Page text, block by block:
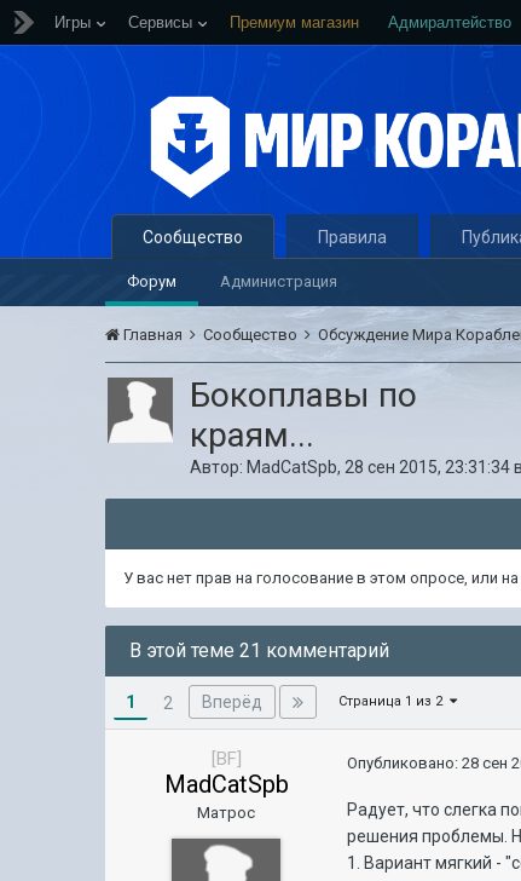
Игры Сервисы Премиум магазин Адмиралтейство
Сообщество
Форум Администрация
Правила
Главная Сообщество Обсуждение Мира
Бокоплавы по
краям...
Автор: MadCatSpb, 28 сен 2015, 23:31:34
У вас нет прав на голосование в этом опросе, или
В этой теме 21 комментарий
1 2 Вперёд Страница 1 из 2
[BF]
MadCatSpb
Матрос
Опубликовано:28 сен
Радует, что слегка
решения проблемы.
1. Вариант мягкий -